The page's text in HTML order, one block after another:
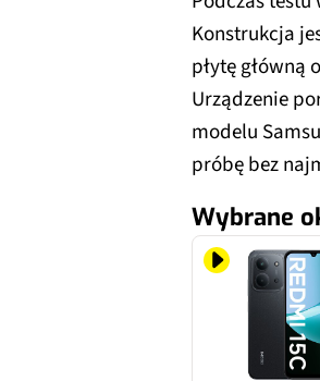
Konstrukcja
płytę
Urządzenie
modelu
próbę bez
Wybrane